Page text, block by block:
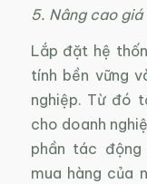
5. Nâng cao
Lắp đặt hệ
tính bền vững
nghiệp. Từ đó
cho doanh
phần tác
mua hàng của